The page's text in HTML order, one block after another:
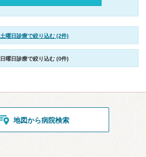
土曜日診療で絞り込む (2件)
日曜日診療で絞り込む (0件)
地図から病院検索